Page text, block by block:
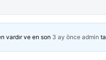
vardır ve en son 3 ay önce admin